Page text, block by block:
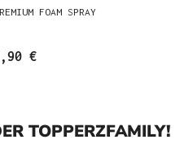
FOAM SPRAY
€
TOPPERZFAMILY!